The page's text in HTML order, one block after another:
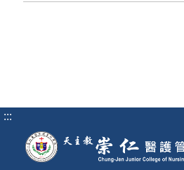
:::